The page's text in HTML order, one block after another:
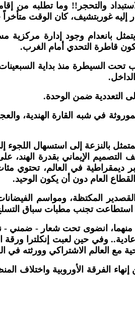
والتحجر!! وما تطلبه
غوربتشيف، كان الوقت متأخراً
بانعدام وجود إدارة مركزية
قاطرة التحدي أمام الغرب.
تحت السيطرة منذ بداية
.
التعددية ضمن الوحدة.
في شبه القارة الهندية،
بالنزعة إلى استسهال اللجوء
الإيماني بقدرة الهند، على
ديمقراطية في العالم، تحتوي
العام دون أن يكون الوحيد.
المكتظة، ومواسم
استطاعت تجنب مطبات سباق
منهما، انضوى تحت شعار - ضمني -
وفي حين لعبت إنكلترا ورقة
العالم الاشتراكي وورثته في
الفرقة الأوروبية واختلاف